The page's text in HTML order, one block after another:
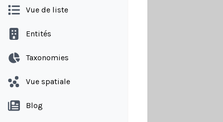
Vue de liste
Entités
Taxonomies
Vue spatiale
Blog